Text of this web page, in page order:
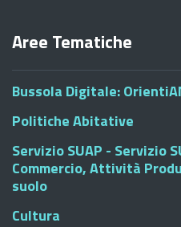
Aree Tematiche
Bussola Digitale:
Politiche Abitative
Servizio SUAP - Servizio
Commercio, Attività
suolo
Cultura